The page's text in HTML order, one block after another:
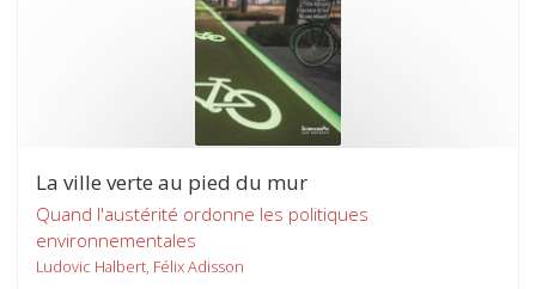
La ville verte au pied du mur
Quand l'austérité ordonne les politiques
environnementales
Ludovic Halbert, Félix Adisson